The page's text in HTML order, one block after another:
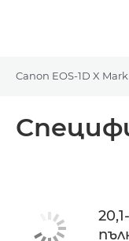
Canon EOS-1D X